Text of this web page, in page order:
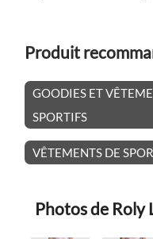
Produit
GOODIES ET
SPORTIFS
VÊTEMENTS DE
Photos de Roly